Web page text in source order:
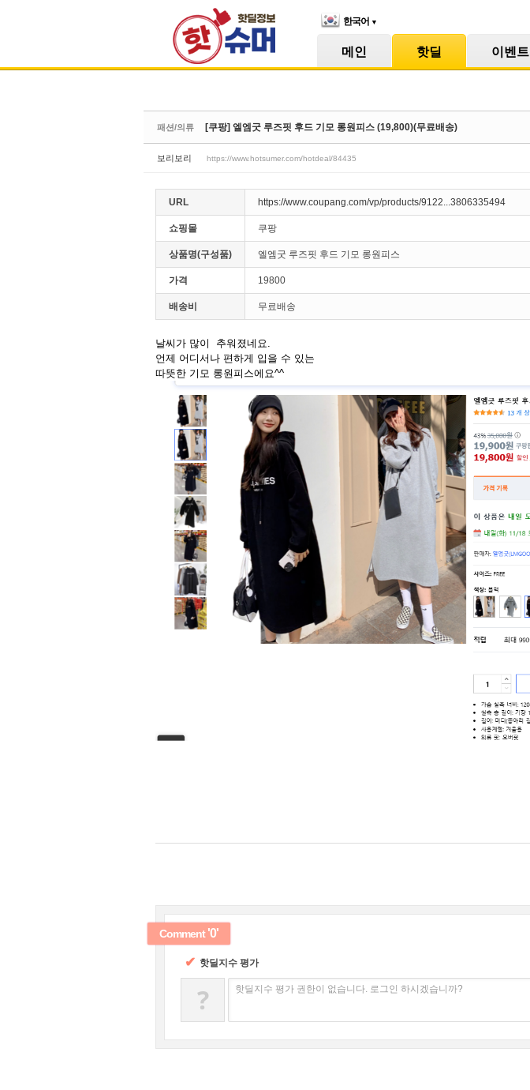
한국어 ▼
메인 핫딜 이벤트
패션/의류 [쿠팡] 엘엠굿 루즈핏 후드 기모 롱원피스 (19,800)(무료배송)
보리보리 https://www.hotsumer.com/hotdeal/84435
URL https://www.coupang.com/vp/products/9122...3806335494
쇼핑몰 쿠팡
상품명(구성품) 엘엠굿 루즈핏 후드 기모 롱원피스
가격 19800
배송비 무료배송
날씨가 많이 추워졌네요.
언제 어디서나 편하게 입을 수 있는
따뜻한 기모 롱원피스에요^^
✔ 핫딜지수 평가
? 핫딜지수 평가 권한이 없습니다. 로그인 하시겠습니까?
Comment'0'
Sketchbook5, 스케치북5
Sketchbook5, 스케치북5